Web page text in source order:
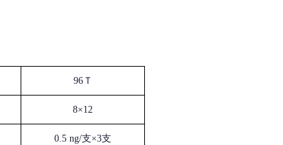
96Ｔ
8×12
0.5 ng/支×3支